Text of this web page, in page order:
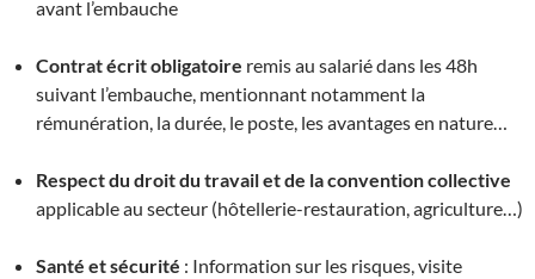
avant l’embauche
Contrat écrit obligatoire remis au salarié dans les 48h
suivant l’embauche, mentionnant notamment la
rémunération, la durée, le poste, les avantages en nature…
Respect du droit du travail et de la convention collective
applicable au secteur (hôtellerie-restauration, agriculture…)
Santé et sécurité : Information sur les risques, visite